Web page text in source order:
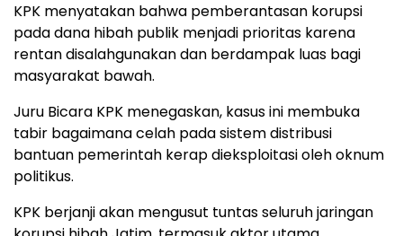
KPK menyatakan bahwa pemberantasan korupsi
pada dana hibah publik menjadi prioritas karena
rentan disalahgunakan dan berdampak luas bagi
masyarakat bawah.
Juru Bicara KPK menegaskan, kasus ini membuka
tabir bagaimana celah pada sistem distribusi
bantuan pemerintah kerap dieksploitasi oleh oknum
politikus.
KPK berjanji akan mengusut tuntas seluruh jaringan